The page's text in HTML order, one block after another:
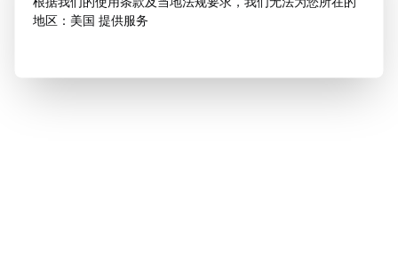
地区：美国 提供服务